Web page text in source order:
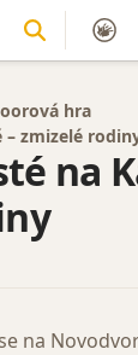
hra
– zmizelé
na
na